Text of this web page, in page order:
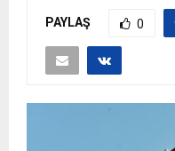
PAYLAŞ 0